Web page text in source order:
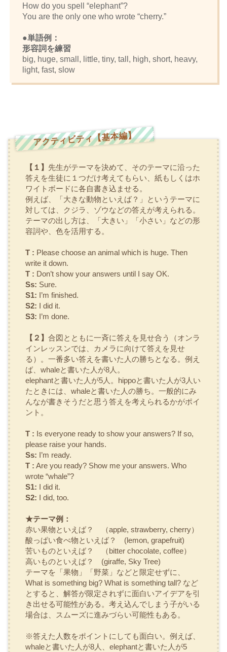
How do you spell “elephant”?
You are the only one who wrote “cherry.”
●単語例：
形容詞を練習
big, huge, small, little, tiny, tall, high, short, heavy,
light, fast, slow
アクティビティ【基本編】
【１】 先生がテーマを決めて、そのテーマに沿った
答えを生徒に１つだけ考えてもらい、紙もしくはホ
ワイトボードに各自書き込ませる。
例えば、「大きな動物といえば？」というテーマに
対しては、クジラ、ゾウなどの答えが考えられる。
テーマの出し方は、「大きい」「小さい」などの形
容詞や、色を活用する。
T : Please choose an animal which is huge. Then
write it down.
T : Don’t show your answers until I say OK.
Ss: Sure.
S1: I’m finished.
S2: I did it.
S3: I’m done.
【２】 合図とともに一斉に答えを見せ合う（オンラ
インレッスンでは、カメラに向けて答えを見せ
る）。一番多い答えを書いた人の勝ちとなる。例え
ば、 whaleと書いた人が8人。
elephantと書いた人が5人。 hippoと書いた人が3人い
たときには、 whaleと書いた人の勝ち。一般的にみ
んなが書きそうだと思う答えを考えられるかがポイ
ント。
T : Is everyone ready to show your answers? If so,
please raise your hands.
Ss: I’m ready.
T : Are you ready? Show me your answers. Who
wrote “whale”?
S1: I did it.
S2: I did, too.
★テーマ例：
赤い果物といえば？
（apple, strawberry, cherry）
酸っぱい食べ物といえば？ (lemon, grapefruit)
苦いものといえば？
（bitter chocolate, coffee）
高いものといえば？ (giraffe, Sky Tree)
テーマを「果物」「野菜」などと限定せずに、
What is something big? What is something tall?など
とすると、解答が限定されずに面白いアイデアを引
き出せる可能性がある。考え込んでしまう子がいる
場合は、スムーズに進みづらい可能性もある。
※答えた人数をポイントにしても面白い。例えば、
whaleと書いた人が8人、 elephantと書いた人が5